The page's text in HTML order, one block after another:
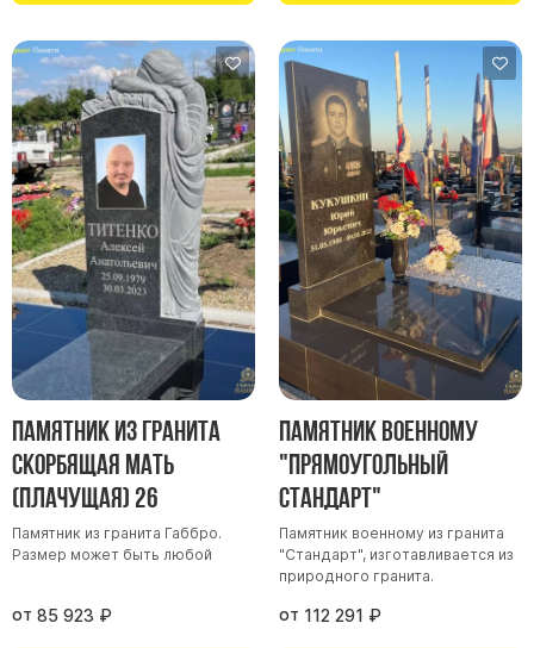
Памятник из гранита
Скорбящая мать
(Плачущая) 26
Памятник из гранита Габбро.
Размер может быть любой
от 85 923 ₽
Памятник военному
"Прямоугольный
стандарт"
Памятник военному из гранита
"Стандарт", изготавливается из
природного гранита.
от 112 291 ₽